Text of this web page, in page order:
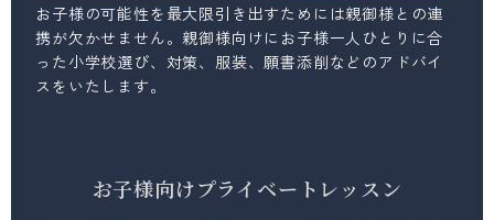
お子様の可能性を最大限引き出すためには親御様との連
携が欠かせません。親御様向けにお子様一人ひとりに合
った小学校選び、対策、服装、願書添削などのアドバイ
スをいたします。
お子様向けプライベートレッスン